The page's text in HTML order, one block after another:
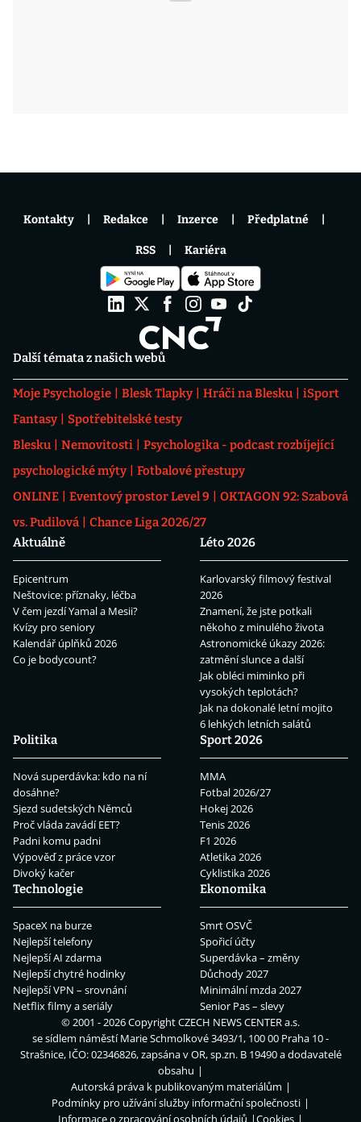
Další témata z našich webů
Moje Psychologie Blesk Tlapky Hráči na Blesku
iSport
Fantasy
Spotřebitelské testy
Blesku
Nemovitosti
Psychologika - podcast rozbíjející
psychologické mýty
Fotbalové přestupy
ONLINE
Eventový prostor Level 9
OKTAGON 92: Szabová
vs. Pudilová
Chance Liga 2026/27
Aktuálně
Epicentrum
Neštovice: příznaky, léčba
V čem jezdí Yamal a Mesii?
Kvízy pro seniory
Kalendář úplňků 2026
Co je bodycount?
Léto 2026
Karlovarský filmový festival
2026
Znamení, že jste potkali
někoho z minulého života
Astronomické úkazy 2026:
zatmění slunce a další
Jak obléci miminko při
vysokých teplotách?
Jak na dokonalé letní mojito
6 lehkých letních salátů
Politika
Nová superdávka: kdo na ní
dosáhne?
Sjezd sudetských Němců
Proč vláda zavádí EET?
Padni komu padni
Výpověď z práce vzor
Divoký kačer
Sport 2026
MMA
Fotbal 2026/27
Hokej 2026
Tenis 2026
F1 2026
Atletika 2026
Cyklistika 2026
Technologie
SpaceX na burze
Nejlepší telefony
Nejlepší AI zdarma
Nejlepší chytré hodinky
Nejlepší VPN – srovnání
Netflix filmy a seriály
Ekonomika
Smrt OSVČ
Spořicí účty
Superdávka – změny
Důchody 2027
Minimální mzda 2027
Senior Pas – slevy
Kontakty Redakce Inzerce Předplatné
RSS Kariéra
© 2001 - 2026 CopyrightCZECH NEWS CENTER a.s.
se sídlem náměstí Marie Schmolkové 3493/1, 100 00 Praha 10 -
Strašnice, IČO: 02346826, zapsána v OR, sp.zn. B 19490 a dodavatelé
obsahu
Autorská práva k publikovaným materiálům
Podmínky pro užívání služby informační společnosti
Informace o zpracování osobních údajů
Cookies